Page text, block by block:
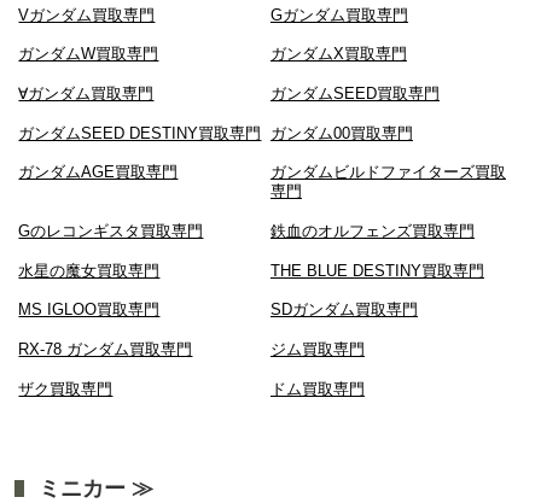
Vガンダム買取専門 Gガンダム買取専門
ガンダムW買取専門 ガンダムX買取専門
∀ガンダム買取専門 ガンダムSEED買取専門
ガンダムSEED DESTINY買取専門 ガンダム00買取専門
ガンダムAGE買取専門
ガンダムビルドファイターズ買取
専門
Gのレコンギスタ買取専門 鉄血のオルフェンズ買取専門
水星の魔女買取専門 THE BLUE DESTINY買取専門
MS IGLOO買取専門 SDガンダム買取専門
RX-78 ガンダム買取専門 ジム買取専門
ザク買取専門 ドム買取専門
ミニカー ≫